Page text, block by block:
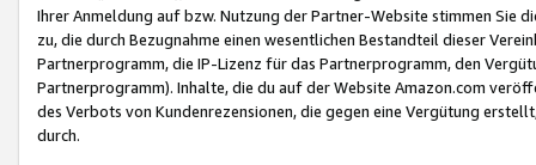
Ihrer Anmeldung auf bzw. Nutzung der Partner-Website stimmen Sie
zu, die durch Bezugnahme einen wesentlichen Bestandteil dieser
Partnerprogramm, die IP-Lizenz für das Partnerprogramm, den
Partnerprogramm). Inhalte, die du auf der Website Amazon.com
des Verbots von Kundenrezensionen, die gegen eine Vergütung
durch.